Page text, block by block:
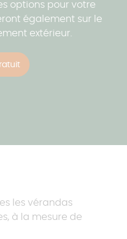
options pour votre
également sur le
extérieur.
les vérandas
à la mesure de